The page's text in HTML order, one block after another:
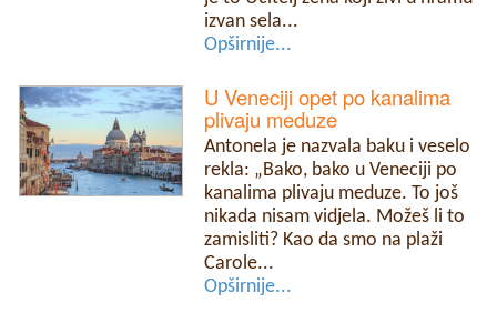
izvan sela...
Opširnije...
U Veneciji opet po kanalima
plivaju meduze
Antonela je nazvala baku i veselo
rekla: „Bako, bako u Veneciji po
kanalima plivaju meduze. To još
nikada nisam vidjela. Možeš li to
zamisliti? Kao da smo na plaži
Carole...
Opširnije...